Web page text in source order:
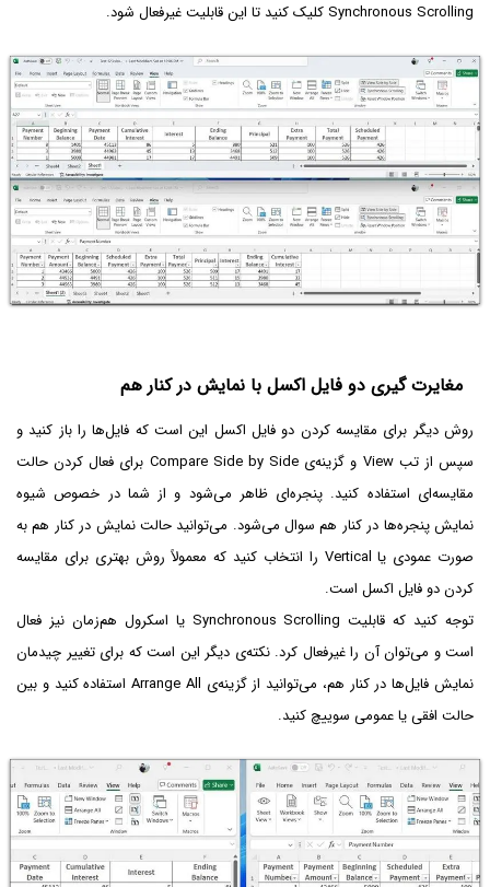
Synchronous Scrolling کلیک کنید تا این قابلیت غیرفعال شود.
مغایرت گیری دو فایل اکسل با نمایش در کنار هم
روش دیگر برای مقایسه کردن دو فایل اکسل این است که فایل‌ها را باز کنید و
سپس از تب View و گزینه‌ی Compare Side by Side برای فعال کردن حالت
مقایسه‌ای استفاده کنید. پنجره‌ای ظاهر می‌شود و از شما در خصوص شیوه
نمایش پنجره‌ها در کنار هم سوال می‌شود. می‌توانید حالت نمایش در کنار هم به
صورت عمودی یا Vertical را انتخاب کنید که معمولاً روش بهتری برای مقایسه
کردن دو فایل اکسل است.
توجه کنید که قابلیت Synchronous Scrolling یا اسکرول هم‌زمان نیز فعال
است و می‌توان آن را غیرفعال کرد. نکته‌ی دیگر این است که برای تغییر چیدمان
نمایش فایل‌ها در کنار هم، می‌توانید از گزینه‌ی Arrange All استفاده کنید و بین
حالت افقی یا عمومی سوییچ کنید.